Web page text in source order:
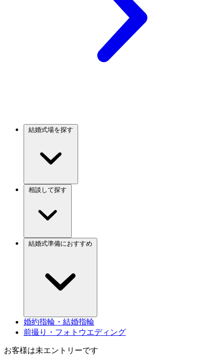
婚約指輪・結婚指輪
前撮り・フォトウエディング
お客様は未エントリーです